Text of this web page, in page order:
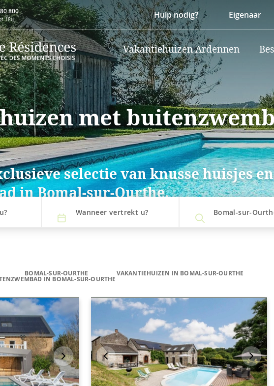
800
18u Hulp nodig? Eigenaar
Vakantiehuizen Ardennen
met
selectie van knusse huisjes
in Bomal-sur-Ourthe.
Wanneer vertrekt u? Bomal-sur-
BOMAL-SUR-OURTHE VAKANTIEHUIZEN IN BOMAL-SUR-OURTHE
IN BOMAL-SUR-OURTHE